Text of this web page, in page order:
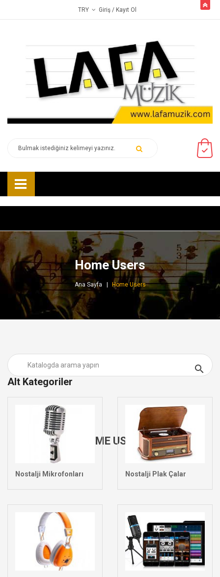
TRY Giriş / Kayıt Ol
Home Users
Ana Sayfa Home Users

HOME USERSHOME USERS
Alt Kategoriler
Nostalji Mikrofonları Nostalji Plak Çalar